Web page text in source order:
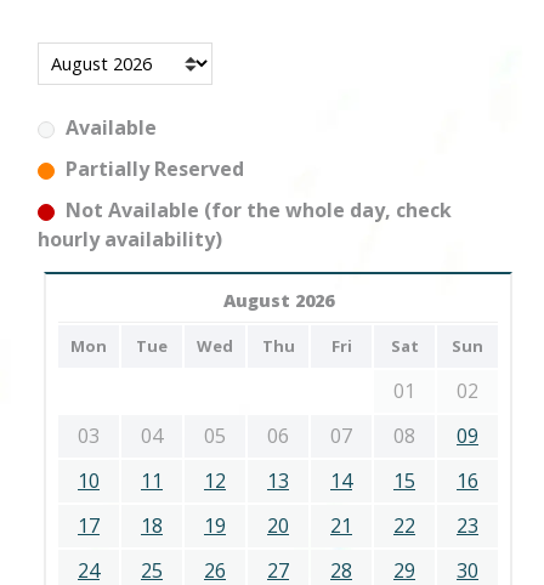
Available
Partially Reserved
Not Available (for the whole day, check
hourly availability)
August 2026
Mon Tue Wed Thu Fri Sat Sun
01
02
03
04 05 06 07 08
09
10
11 12 13 14 15
16
17
18 19 20 21 22
23
24
25 26 27 28 29
30